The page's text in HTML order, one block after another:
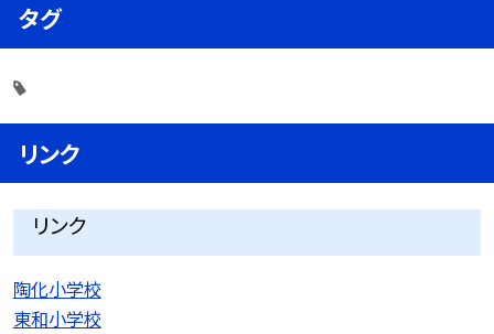
タグ
リンク
リンク
陶化小学校
東和小学校